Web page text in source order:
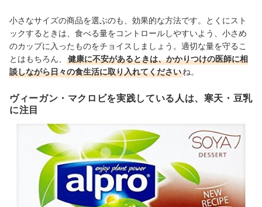
小さなサイズの商品を選ぶのも、効果的な方法です。とくにスト
ックするときは、食べる量をコントロールしやすいよう、小さめ
のカップに入ったものをチョイスしましょう。適切な量を守るこ
とはもちろん、
健康に不安があるときは、かかりつけの医師に相
談しながら日々の食生活に取り入れてくださいね。
ヴィーガン・マクロビを実践している人は、寒天・豆乳
に注目